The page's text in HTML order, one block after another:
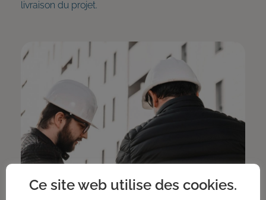
livraison du projet.
Ce site web utilise des cookies.